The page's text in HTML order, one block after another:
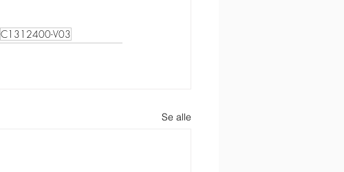
C1312400-V03
Se alle